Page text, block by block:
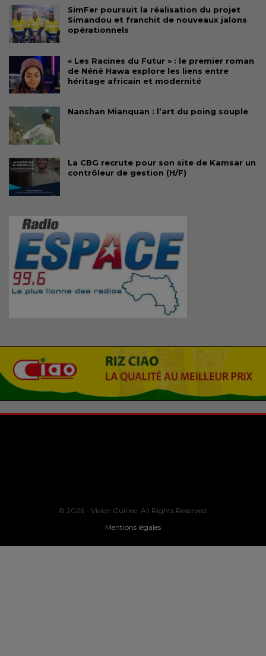
SimFer poursuit la réalisation du projet
Simandou et franchit de nouveaux jalons
opérationnels
« Les Racines du Futur » : le premier roman
de Néné Hawa explore les liens entre
héritage africain et modernité
Nanshan Mianquan : l’art du poing souple
La CBG recrute pour son site de Kamsar un
contrôleur de gestion (H/F)
© 2026 - Vision Guinee. All Rights Reserved.
Mentions légales